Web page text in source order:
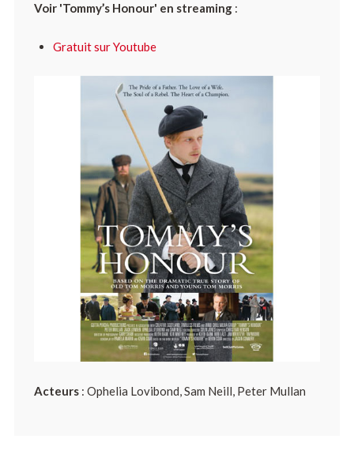
Voir 'Tommy’s Honour' en streaming:
Gratuit sur Youtube
Acteurs: Ophelia Lovibond, Sam Neill, Peter Mullan